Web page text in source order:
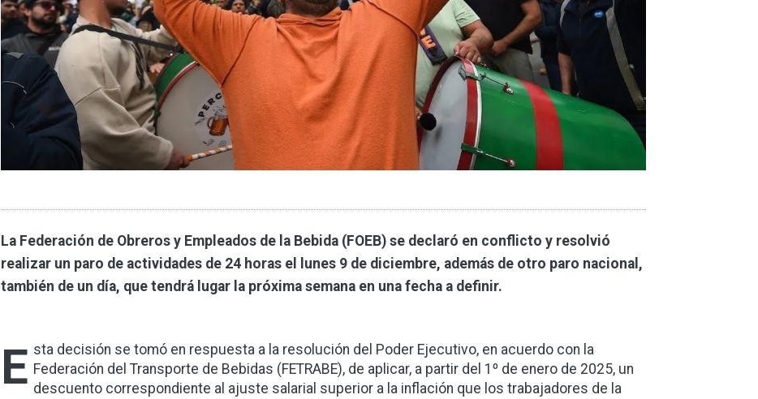
La Federación de Obreros y Empleados de la Bebida (FOEB) se declaró en conflicto y resolvió
realizar un paro de actividades de 24 horas el lunes 9 de diciembre, además de otro paro nacional,
también de un día, que tendrá lugar la próxima semana en una fecha a definir.
E sta decisión se tomó en respuesta a la resolución del Poder Ejecutivo, en acuerdo con la
Federación del Transporte de Bebidas (FETRABE), de aplicar, a partir del 1º de enero de 2025, un
descuento correspondiente al ajuste salarial superior a la inflación que los trabajadores de la